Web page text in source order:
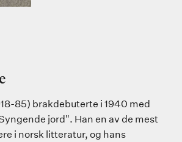
85) brakdebuterte i 1940 med
jord". Han en av de mest
i norsk litteratur, og hans